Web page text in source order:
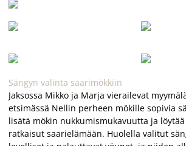
Sängyn valinta saarimökkiin
Jaksossa Mikko ja Marja vierailevat
etsimässä Nellin perheen mökille sopivia
lisätä mökin nukkumismukavuutta ja
ratkaisut saarielämään. Huolella valitut